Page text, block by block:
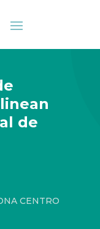
de
CENTRO